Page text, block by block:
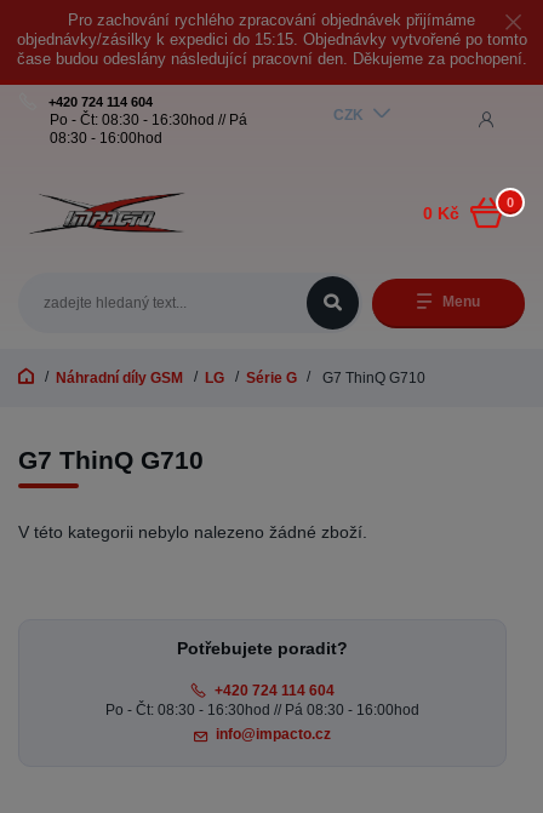
Pro zachování rychlého zpracování objednávek přijímáme
objednávky/zásilky k expedici do 15:15. Objednávky vytvořené po tomto
čase budou odeslány následující pracovní den. Děkujeme za pochopení.
Menu
CZK
+420 724 114 604
Po - Čt: 08:30 - 16:30hod // Pá
08:30 - 16:00hod
0
0 Kč
Náhradní díly GSM LG Série G G7 ThinQ G710
G7 ThinQ G710
V této kategorii nebylo nalezeno žádné zboží.
Potřebujete poradit?
+420 724 114 604
Po - Čt: 08:30 - 16:30hod // Pá 08:30 - 16:00hod
info@impacto.cz